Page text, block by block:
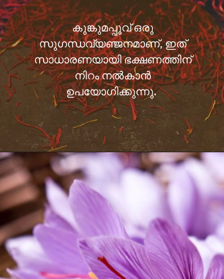
കുങ്കുമപ്പൂവ് ഒരു
സുഗന്ധവ്യഞ്ജനമാണ്, ഇത്
സാധാരണയായി ഭക്ഷണത്തിന്
നിറം നല്‍കാന്‍
ഉപയോഗിക്കുന്നു.